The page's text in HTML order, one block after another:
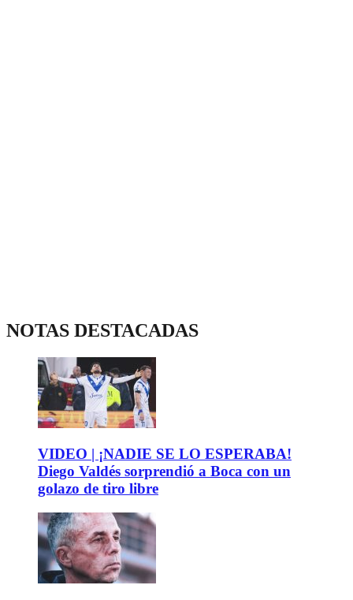
NOTAS DESTACADAS
VIDEO | ¡NADIE SE LO ESPERABA!
Diego Valdés sorprendió a Boca con un
golazo de tiro libre